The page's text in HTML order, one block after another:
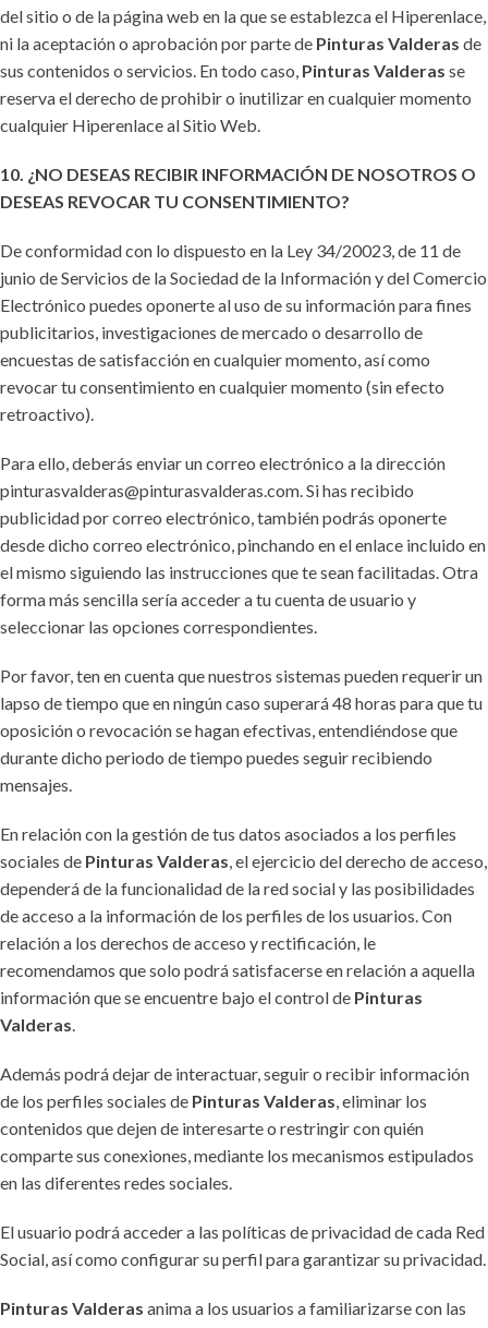
del sitio o de la página web en la que se establezca el Hiperenlace,
ni la aceptación o aprobación por parte de Pinturas Valderas de
sus contenidos o servicios. En todo caso, Pinturas Valderas se
reserva el derecho de prohibir o inutilizar en cualquier momento
cualquier Hiperenlace al Sitio Web.
10. ¿NO DESEAS RECIBIR INFORMACIÓN DE NOSOTROS O
DESEAS REVOCAR TU CONSENTIMIENTO?
De conformidad con lo dispuesto en la Ley 34/20023, de 11 de
junio de Servicios de la Sociedad de la Información y del Comercio
Electrónico puedes oponerte al uso de su información para fines
publicitarios, investigaciones de mercado o desarrollo de
encuestas de satisfacción en cualquier momento, así como
revocar tu consentimiento en cualquier momento (sin efecto
retroactivo).
Para ello, deberás enviar un correo electrónico a la dirección
pinturasvalderas@pinturasvalderas.com. Si has recibido
publicidad por correo electrónico, también podrás oponerte
desde dicho correo electrónico, pinchando en el enlace incluido en
el mismo siguiendo las instrucciones que te sean facilitadas. Otra
forma más sencilla sería acceder a tu cuenta de usuario y
seleccionar las opciones correspondientes.
Por favor, ten en cuenta que nuestros sistemas pueden requerir un
lapso de tiempo que en ningún caso superará 48 horas para que tu
oposición o revocación se hagan efectivas, entendiéndose que
durante dicho periodo de tiempo puedes seguir recibiendo
mensajes.
En relación con la gestión de tus datos asociados a los perfiles
sociales de Pinturas Valderas, el ejercicio del derecho de acceso,
dependerá de la funcionalidad de la red social y las posibilidades
de acceso a la información de los perfiles de los usuarios. Con
relación a los derechos de acceso y rectificación, le
recomendamos que solo podrá satisfacerse en relación a aquella
información que se encuentre bajo el control de Pinturas
Valderas.
Además podrá dejar de interactuar, seguir o recibir información
de los perfiles sociales de Pinturas Valderas, eliminar los
contenidos que dejen de interesarte o restringir con quién
comparte sus conexiones, mediante los mecanismos estipulados
en las diferentes redes sociales.
El usuario podrá acceder a las políticas de privacidad de cada Red
Social, así como configurar su perfil para garantizar su privacidad.
Pinturas Valderas anima a los usuarios a familiarizarse con las